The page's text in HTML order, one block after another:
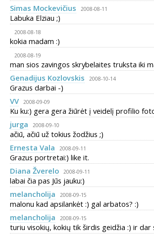
Simas Mockevičius
2008-08-11
Labuka Elziau ;)
2008-08-18
kokia madam :)
2008-08-19
man sios zavingos skrybelaites truksta iki
Genadijus Kozlovskis
2008-10-14
Grazus darbai -)
VV
2008-09-09
Ku ku:) gera gera žiūrėt į veidelį profilio
jurga
2008-09-10
ačiū, ačiū už tokius žodžius ;)
Ernesta Vala
2008-09-11
Grazus portretai:) like it.
Diana Žverelo
2008-09-11
labai čia pas Jūs jauku:)
melancholija
2008-09-15
malonu kad apsilankėt :) gal arbatos? :)
melancholija
2008-09-15
turiu visokių, kokių tik širdis geidžia :) ir dar